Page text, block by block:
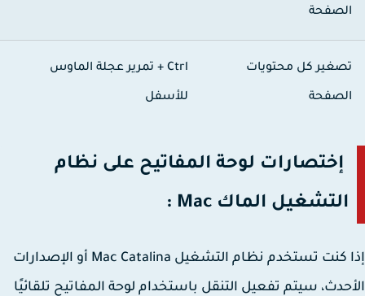
كل محتويات Ctrl + تمرير عجلة الماوس
للأسفل
إختصارات لوحة المفاتيح على نظام
التشغيل الماك Mac :
إذا كنت تستخدم نظام التشغيل Mac Catalina أو الإصدارات
سيتم تفعيل التنقل باستخدام لوحة المفاتيح تلقائيًا